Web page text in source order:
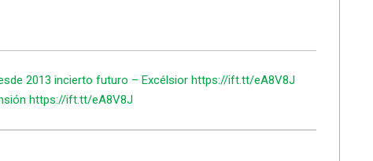
2013 incierto futuro – Excélsior https://ift.tt/eA8V8J
https://ift.tt/eA8V8J